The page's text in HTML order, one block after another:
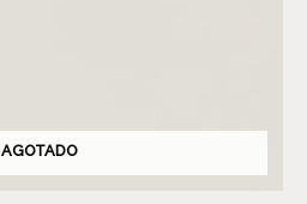
AGOTADO